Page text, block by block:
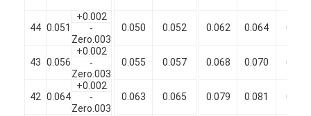
Contattaci
Chiedi un preventivo
44 0.051
+0.002
0.050
0.052 0.062 0.064 0.066
-
Zero.003
43 0.056
+0.002
0.055
0.057 0.068 0.070 0.072
-
Zero.003
42 0.064
+0.002
0.063
0.065 0.079 0.081 0.083
-
Zero.003